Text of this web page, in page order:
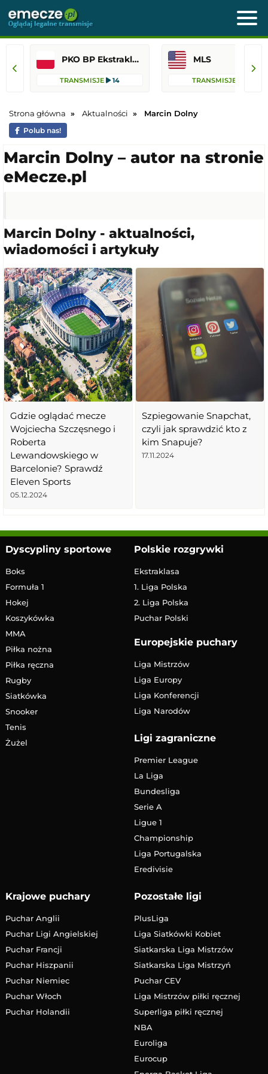
PKO BP Ekstraklasa
TRANSMISJE 14
MLS
TRANSMISJE
Strona główna Aktualności Marcin Dolny
Polub nas!
Marcin Dolny – autor na stronie
eMecze.pl
Marcin Dolny - aktualności,
wiadomości i artykuły
Gdzie oglądać mecze
Wojciecha Szczęsnego i
Roberta
Lewandowskiego w
Barcelonie? Sprawdź
Eleven Sports
05.12.2024
Szpiegowanie Snapchat,
czyli jak sprawdzić kto z
kim Snapuje?
17.11.2024
Dyscypliny sportowe
Boks
Formuła 1
Hokej
Koszykówka
MMA
Piłka nożna
Piłka ręczna
Rugby
Siatkówka
Snooker
Tenis
Żużel
Polskie rozgrywki
Ekstraklasa
1. Liga Polska
2. Liga Polska
Puchar Polski
Europejskie puchary
Liga Mistrzów
Liga Europy
Liga Konferencji
Liga Narodów
Ligi zagraniczne
Premier League
La Liga
Bundesliga
Serie A
Ligue 1
Championship
Liga Portugalska
Eredivisie
Krajowe puchary
Puchar Anglii
Puchar Ligi Angielskiej
Puchar Francji
Puchar Hiszpanii
Puchar Niemiec
Puchar Włoch
Puchar Holandii
Pozostałe ligi
PlusLiga
Liga Siatkówki Kobiet
Siatkarska Liga Mistrzów
Siatkarska Liga Mistrzyń
Puchar CEV
Liga Mistrzów piłki ręcznej
Superliga piłki ręcznej
NBA
Euroliga
Eurocup